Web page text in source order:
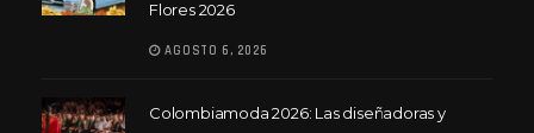
Flores 2026
AGOSTO 6, 2026
Colombiamoda 2026: Las diseñadoras y